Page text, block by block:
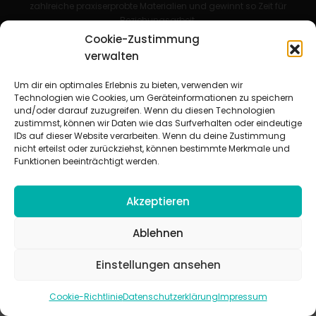
Cookie-Zustimmung
verwalten
Um dir ein optimales Erlebnis zu bieten, verwenden wir
Technologien wie Cookies, um Geräteinformationen zu speichern
und/oder darauf zuzugreifen. Wenn du diesen Technologien
zustimmst, können wir Daten wie das Surfverhalten oder eindeutige
IDs auf dieser Website verarbeiten. Wenn du deine Zustimmung
nicht erteilst oder zurückziehst, können bestimmte Merkmale und
Funktionen beeinträchtigt werden.
Akzeptieren
Ablehnen
Einstellungen ansehen
Cookie-RichtlinieDatenschutzerklärungImpressum
zahlreiche praxiserprobte Materialien und gewinnt so Zeit für
Beziehungsarbeit.
Beteiligte Verbände
CVJM-Landesverband Bayern e. V.
CVJM-Westbund e. V.|Deutscher Jugendverband „Entschieden für
Christus“ e. V.
Evangelisches Jugendwerk in Württemberg
© 2026 jugendarbeit.online